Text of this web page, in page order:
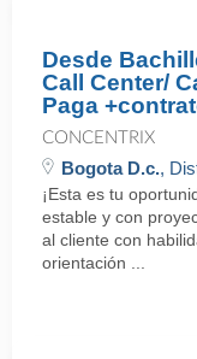
Desde
Call Center/
Paga
CONCENTRIX
Bogota D.c.,
¡Esta es tu
estable y con
al cliente con
orientación ...